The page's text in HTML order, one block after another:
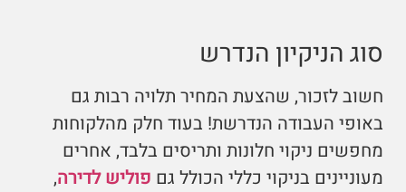
סוג הניקיון הנדרש
חשוב לזכור, שהצעת המחיר תלויה רבות גם
באופי העבודה הנדרשת! בעוד חלק מהלקוחות
מחפשים ניקוי חלונות ותריסים בלבד, אחרים
מעוניינים בניקוי כללי הכולל גםפוליש לדירה,